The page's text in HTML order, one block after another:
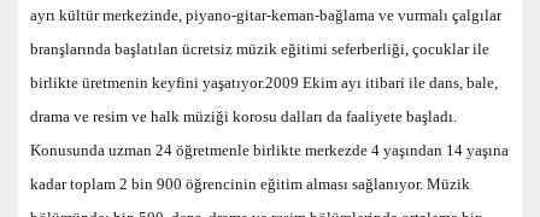
ayrı kültür merkezinde, piyano-gitar-keman-bağlama ve vurmalı çalgılar
branşlarında başlatılan ücretsiz müzik eğitimi seferberliği, çocuklar ile
birlikte üretmenin keyfini yaşatıyor.2009 Ekim ayı itibari ile dans, bale,
drama ve resim ve halk müziği korosu dalları da faaliyete başladı.
Konusunda uzman 24 öğretmenle birlikte merkezde 4 yaşından 14 yaşına
kadar toplam 2 bin 900 öğrencinin eğitim alması sağlanıyor. Müzik